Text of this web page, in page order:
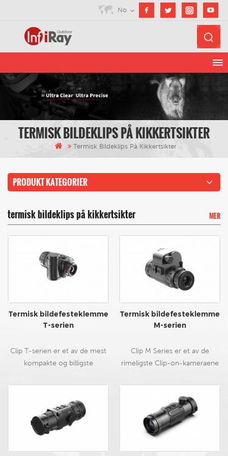
No
TERMISK BILDEKLIPS PÅ KIKKERTSIKTER
Termisk Bildeklips På Kikkertsikter
PRODUKT KATEGORIER
termisk bildeklips på kikkertsikter MER
Termisk bildefesteklemme
T-serien
Clip T-serien er et av de mest
kompakte og billigste
på markedet, som
hovedsakelig brukes med
dagkikkertsikte og lave
kostnader, lavt strømforbruk
og miniatyrisering.
Termisk bildefesteklemme
M-serien
Clip M Series er et av de
rimeligste Clip-on-kameraene
kompakt og enkel å bruke som
feste sammen med dagskop.
INGEN OMNULLSTILLING er
nødvendig ved festing til
dagskopet. Den kan også